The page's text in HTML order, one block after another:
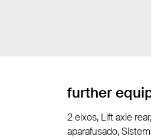
further
2 eixos, Lift axle
aparafusado,